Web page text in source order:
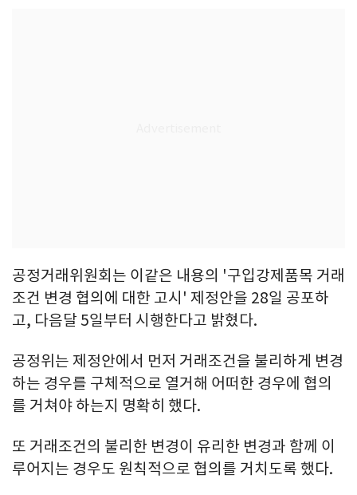
공정거래위원회는 이같은 내용의 '구입강제품목 거래
조건 변경 협의에 대한 고시' 제정안을 28일 공포하
고, 다음달 5일부터 시행한다고 밝혔다.
공정위는 제정안에서 먼저 거래조건을 불리하게 변경
하는 경우를 구체적으로 열거해 어떠한 경우에 협의
를 거쳐야 하는지 명확히 했다.
또 거래조건의 불리한 변경이 유리한 변경과 함께 이
루어지는 경우도 원칙적으로 협의를 거치도록 했다.